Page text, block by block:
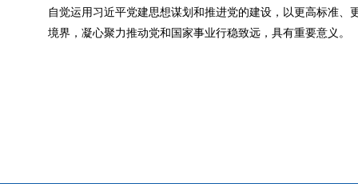
自觉运用习近平党建思想谋划和推进党的建设，以更高标准
境界，凝心聚力推动党和国家事业行稳致远，具有重要意义。